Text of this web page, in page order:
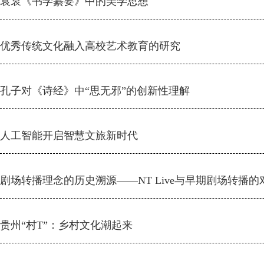
优秀传统文化融入高校艺术教育的研究
孔子对《诗经》中“思无邪”的创新性理解
人工智能开启智慧文旅新时代
剧场转播理念的历史溯源——NT Live与早期剧场转播的
贵州“村T”：乡村文化潮起来